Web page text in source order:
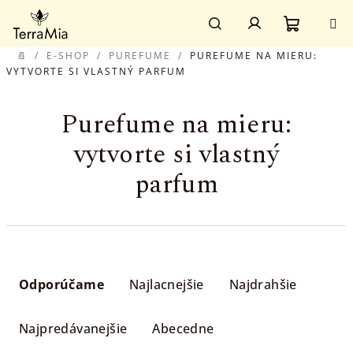
obsah
Hľadať
Prihlásenie
DOMOV
/ E-SHOP / PUREFUME /
PUREFUME NA MIERU:
VYTVORTE SI VLASTNÝ PARFUM
Purefume na mieru:
vytvorte si vlastný
parfum
Odporúčame Najlacnejšie Najdrahšie
Najpredávanejšie Abecedne